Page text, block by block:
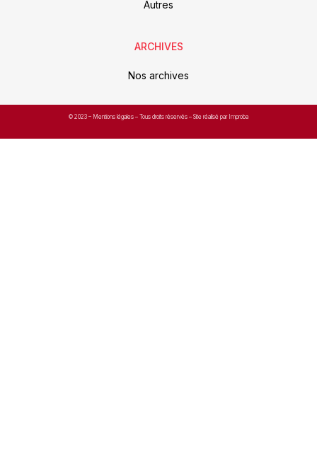
Autres
ARCHIVES
Nos archives
© 2023 – Mentions légales – Tous droits réservés – Site réalisé par Improba